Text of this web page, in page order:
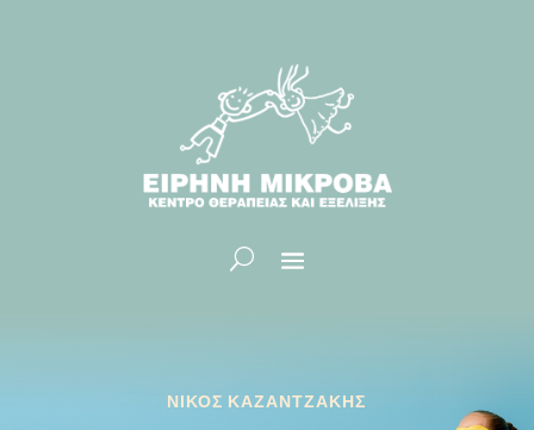
ΝΙΚΟΣ ΚΑΖΑΝΤΖΑΚΗΣ